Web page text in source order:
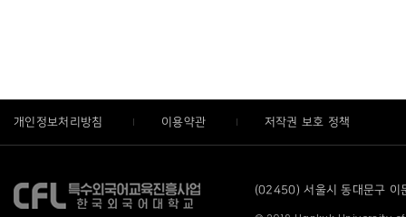
개인정보처리방침 이용약관 저작권 보호 정책
(02450) 서울시 동대문구